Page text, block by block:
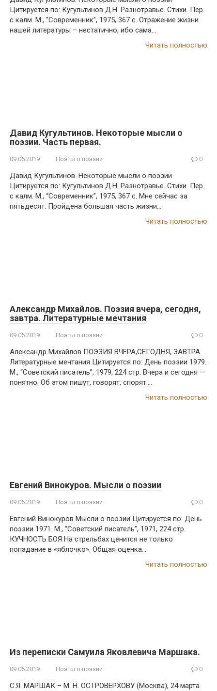
Цитируется по: Кугультинов Д.Н. Разнотравье. Стихи. Пер.
с калм. М., “Современник”, 1975, 367 с. Отражение жизни
нашей литературы – нестатично, ибо сама…
Читать полностью
Давид Кугультинов. Некоторые мысли о
поэзии. Часть первая.
09.05.2019 Поэты о поэзии 0
Давид Кугультинов. Некоторые мысли о поэзии
Цитируется по: Кугультинов Д.Н. Разнотравье. Стихи. Пер.
с калм. М., “Современник”, 1975, 367 с. Мне сейчас за
пятьдесят. Пройдена большая часть жизни….
Читать полностью
Александр Михайлов. Поэзия вчера, сегодня,
завтра. Литературные мечтания
09.05.2019 Поэты о поэзии 0
Александр Михайлов ПОЭЗИЯ ВЧЕРА,СЕГОДНЯ, ЗАВТРА
Литературные мечтания Цитируется по: День поэзии 1979.
М., “Советский писатель”, 1979, 224 стр. Вчера и сегодня —
понятно. Об этом пишут, говорят, спорят….
Читать полностью
Евгений Винокуров. Мысли о поэзии
09.05.2019 Поэты о поэзии 0
Евгений Винокуров Мысли о поэзии Цитируется по: День
поэзии 1971. М., “Советский писатель”, 1971, 224 стр.
КУЧНОСТЬ БОЯ На стрельбах ценится не только
попадание в «яблочко». Общая оценка…
Читать полностью
Из переписки Самуила Яковлевича Маршака.
09.05.2019 Поэты о поэзии 0
С.Я. МАРШАК – М. Н. ОСТРОВЕРХОВУ (Москва), 24 марта